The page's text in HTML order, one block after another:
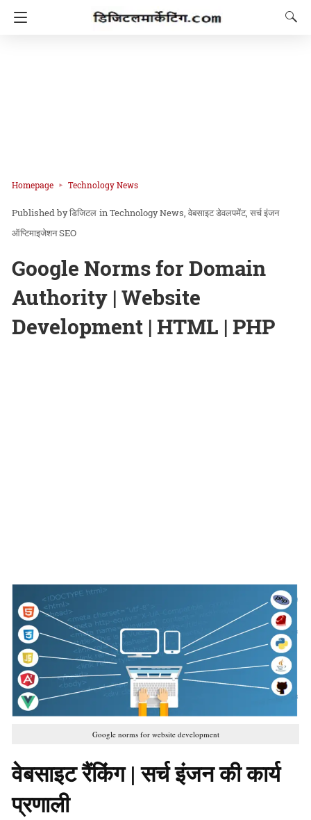
Homepage Technology News
डिजिटल inTechnology News वेबसाइट डेवलपमेंट सर्च इंजन
ऑप्टिमाइजेशन SEO
Google Norms for Domain
Authority | Website
Development | HTML | PHP
Google norms for website development
वेबसाइट रैंकिंग | सर्च इंजन की कार्य
प्रणाली